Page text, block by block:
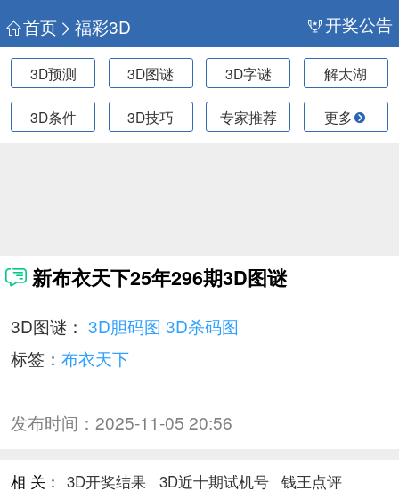
首页 福彩3D 开奖公告
3D预测 3D图谜 3D字谜 解太湖
3D条件 3D技巧 专家推荐 更多
新布衣天下25年296期3D图谜
3D图谜： 3D胆码图 3D杀码图
标签： 布衣天下
发布时间： 2025-11-05 20:56
相 关： 3D开奖结果 3D近十期试机号
钱王点评